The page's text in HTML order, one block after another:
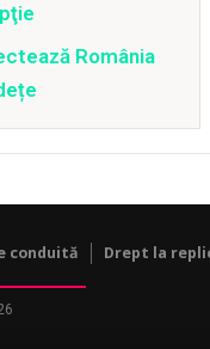
România
conduită Drept la